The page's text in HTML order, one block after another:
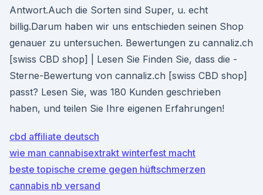
Antwort.Auch die Sorten sind Super, u. echt
billig.Darum haben wir uns entschieden seinen Shop
genauer zu untersuchen. Bewertungen zu cannaliz.ch
[swiss CBD shop] | Lesen Sie Finden Sie, dass die -
Sterne-Bewertung von cannaliz.ch [swiss CBD shop]
passt? Lesen Sie, was 180 Kunden geschrieben
haben, und teilen Sie Ihre eigenen Erfahrungen!
cbd affiliate deutsch
wie man cannabisextrakt winterfest macht
beste topische creme gegen hüftschmerzen
cannabis nb versand